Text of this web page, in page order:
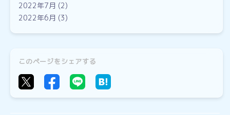
2022年7月 (2)
2022年6月 (3)
このページをシェアする